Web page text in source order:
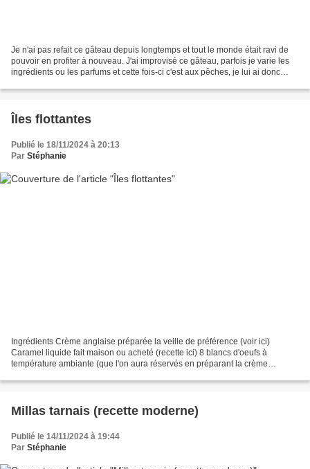
Je n'ai pas refait ce gâteau depuis longtemps et tout le monde était ravi de
pouvoir en profiter à nouveau. J'ai improvisé ce gâteau, parfois je varie les
ingrédients ou les parfums et cette fois-ci c'est aux pêches, je lui ai donc
Îles flottantes
Publié le 18/11/2024 à 20:13
Par Stéphanie
Ingrédients Crème anglaise préparée la veille de préférence (voir ici)
Caramel liquide fait maison ou acheté (recette ici) 8 blancs d'oeufs à
température ambiante (que l'on aura réservés en préparant la crème
Millas tarnais (recette moderne)
Publié le 14/11/2024 à 19:44
Par Stéphanie